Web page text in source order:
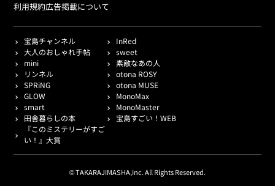
利用規約広告掲載について
宝島チャンネル
InRed
大人のおしゃれ手帖
sweet
mini
素敵なあの人
リンネル
otona ROSY
SPRiNG
otona MUSE
GLOW
MonoMax
smart
MonoMaster
田舎暮らしの本
宝島すごい！WEB
『このミステリーがすご
い！』大賞
© TAKARAJIMASHA,Inc. All Rights Reserved.